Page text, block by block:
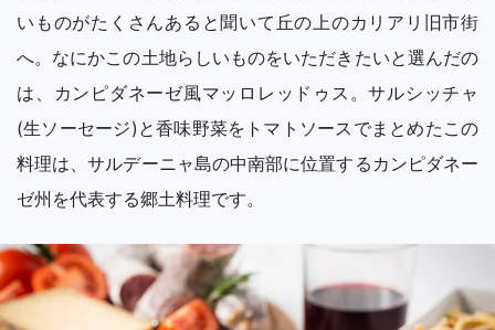
いものがたくさんあると聞いて丘の上のカリアリ旧市街
へ。なにかこの土地らしいものをいただきたいと選んだの
は、カンピダネーゼ風マッロレッドゥス。サルシッチャ
(生ソーセージ)と香味野菜をトマトソースでまとめたこの
料理は、サルデーニャ島の中南部に位置するカンピダネー
ゼ州を代表する郷土料理です。